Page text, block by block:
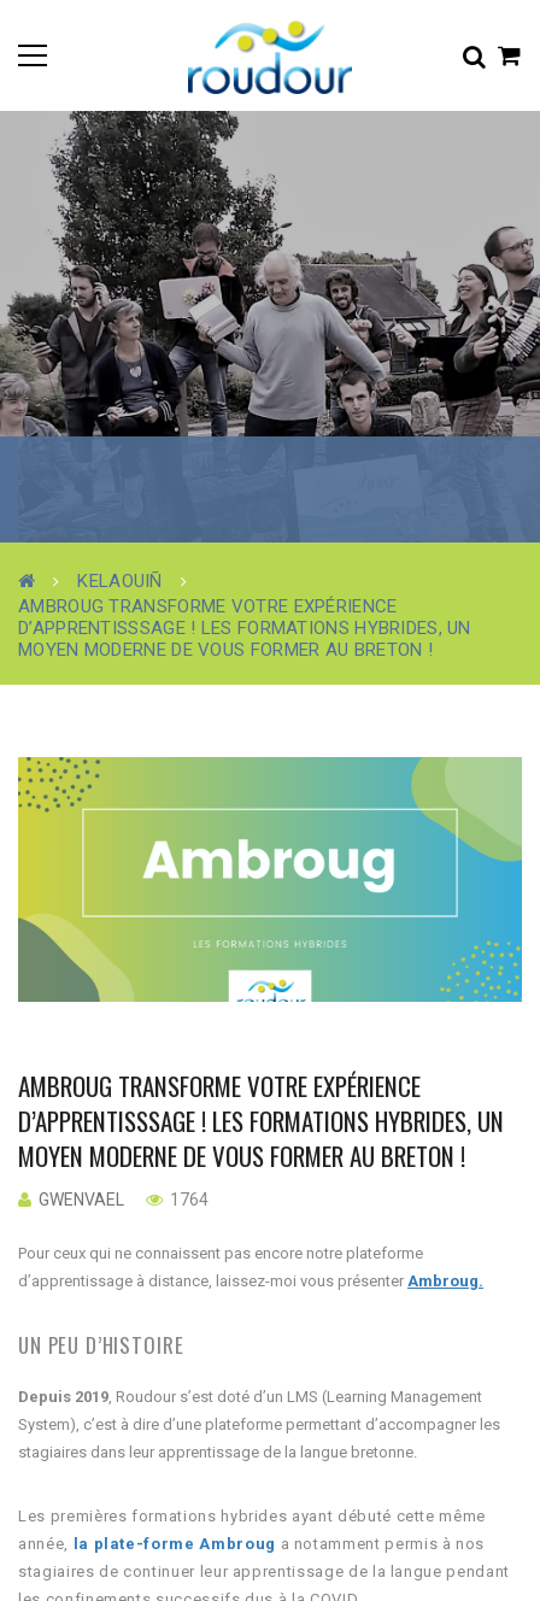
KELAOUIÑ
AMBROUG TRANSFORME VOTRE EXPÉRIENCE
D’APPRENTISSSAGE ! LES FORMATIONS HYBRIDES, UN
MOYEN MODERNE DE VOUS FORMER AU BRETON !
AMBROUG TRANSFORME VOTRE EXPÉRIENCE
D’APPRENTISSSAGE ! LES FORMATIONS HYBRIDES, UN
MOYEN MODERNE DE VOUS FORMER AU BRETON !
GWENVAEL 1764
Pour ceux qui ne connaissent pas encore notre plateforme
d’apprentissage à distance, laissez-moi vous présenter Ambroug.
UN PEU D’HISTOIRE
Depuis 2019 , Roudour s’est doté d’un LMS (Learning Management
System), c’est à dire d’une plateforme permettant d’accompagner les
stagiaires dans leur apprentissage de la langue bretonne.
Les premières formations hybrides ayant débuté cette même
année,
la plate-forme Ambroug a notamment permis à nos
stagiaires de continuer leur apprentissage de la langue pendant